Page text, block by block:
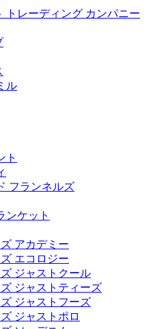
トレーディング カンパニー
ル
ト
フランネルズ
ンケット
アカデミー
エコロジー
ジャストクール
ジャストティーズ
ジャストフーズ
ジャストポロ